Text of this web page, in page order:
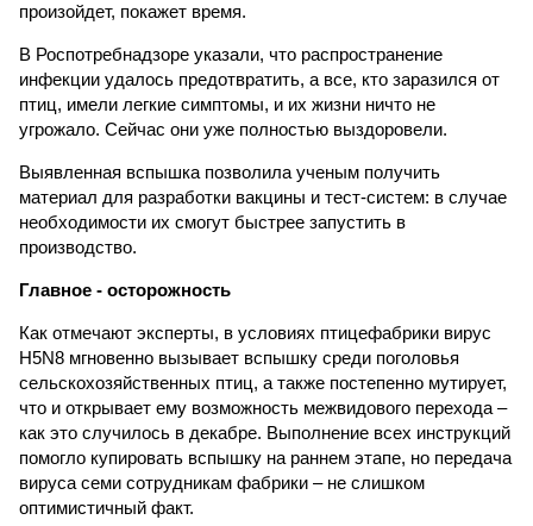
произойдет, покажет время.
В Роспотребнадзоре указали, что распространение
инфекции удалось предотвратить, а все, кто заразился от
птиц, имели легкие симптомы, и их жизни ничто не
угрожало. Сейчас они уже полностью выздоровели.
Выявленная вспышка позволила ученым получить
материал для разработки вакцины и тест-систем: в случае
необходимости их смогут быстрее запустить в
производство.
Главное - осторожность
Как отмечают эксперты, в условиях птицефабрики вирус
H5N8 мгновенно вызывает вспышку среди поголовья
сельскохозяйственных птиц, а также постепенно мутирует,
что и открывает ему возможность межвидового перехода –
как это случилось в декабре. Выполнение всех инструкций
помогло купировать вспышку на раннем этапе, но передача
вируса семи сотрудникам фабрики – не слишком
оптимистичный факт.